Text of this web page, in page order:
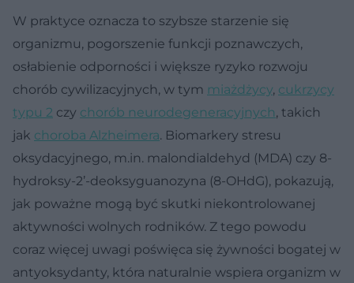
W praktyce oznacza to szybsze starzenie się
organizmu, pogorszenie funkcji poznawczych,
osłabienie odporności i większe ryzyko rozwoju
chorób cywilizacyjnych, w tym miażdżycy, cukrzycy
typu 2 czy chorób neurodegeneracyjnych, takich
jak choroba Alzheimera. Biomarkery stresu
oksydacyjnego, m.in. malondialdehyd (MDA) czy 8-
hydroksy-2’-deoksyguanozyna (8-OHdG), pokazują,
jak poważne mogą być skutki niekontrolowanej
aktywności wolnych rodników. Z tego powodu
coraz więcej uwagi poświęca się żywności bogatej w
antyoksydanty, która naturalnie wspiera organizm w